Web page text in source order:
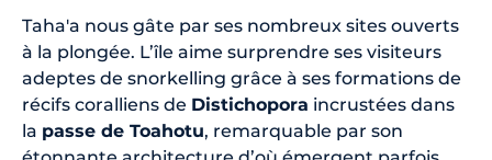
Taha'a nous gâte par ses nombreux sites ouverts
à la plongée. L’île aime surprendre ses visiteurs
adeptes de snorkelling grâce à ses formations de
récifs coralliens de Distichopora incrustées dans
la passe de Toahotu, remarquable par son